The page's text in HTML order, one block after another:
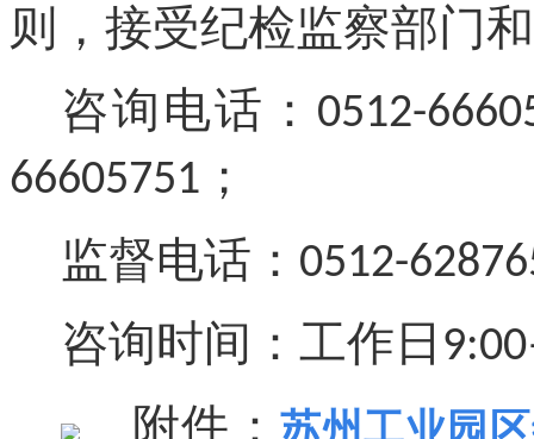
则，接受纪检监察部门
咨询电话： 0512-
66605751 ；
监督电话： 0512-
咨询时间：工作日 9:00
附件： 苏州工业园